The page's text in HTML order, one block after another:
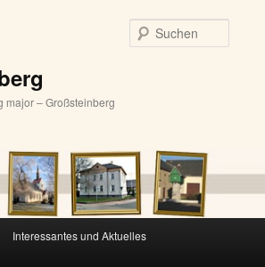
major – Großsteinberg
Interessantes und Aktuelles